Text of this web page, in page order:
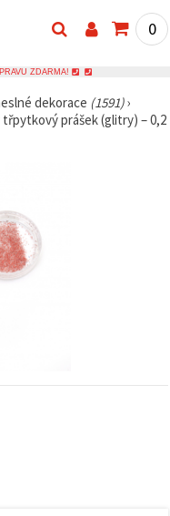
0
ZDARMA!
dekorace (1591)›
prášek (glitry) – 0,2